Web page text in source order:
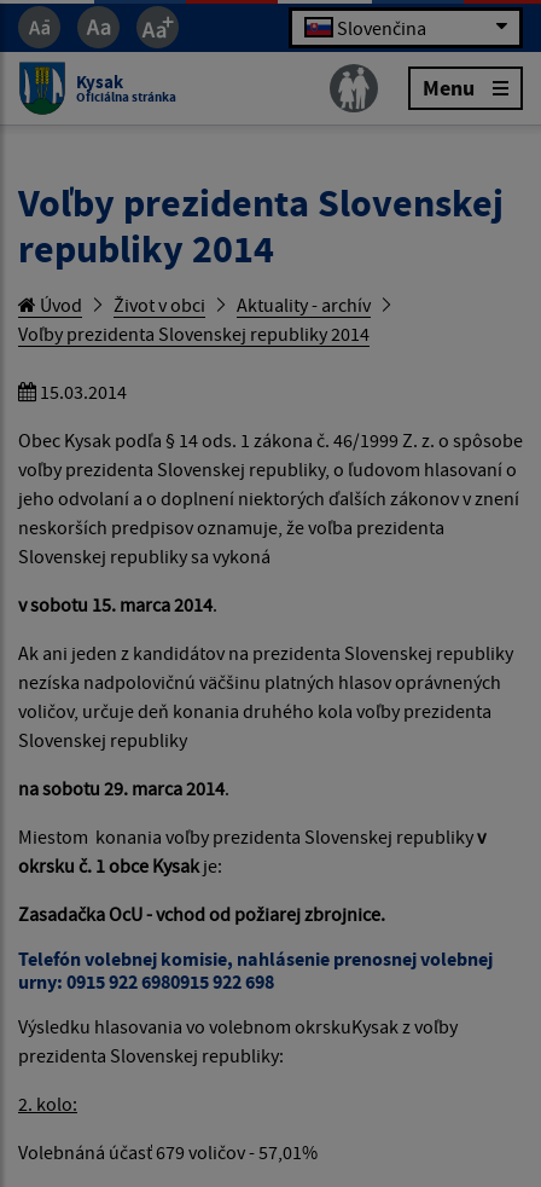
Slovenčina
Kysak
Oficiálna stránka Menu
Voľby prezidenta Slovenskej
republiky 2014
Úvod Život v obci
Aktuality - archív
Voľby prezidenta Slovenskej republiky 2014
15.03.2014
Obec Kysak podľa § 14 ods. 1 zákona č. 46/1999 Z. z. o spôsobe
voľby prezidenta Slovenskej republiky, o ľudovom hlasovaní o
jeho odvolaní a o doplnení niektorých ďalších zákonov v znení
neskorších predpisov oznamuje, ževoľba prezidenta
Slovenskej republiky sa vykoná
v sobotu 15. marca 2014.
Ak ani jeden z kandidátov na prezidenta Slovenskej republiky
nezíska nadpolovičnú väčšinu platných hlasov oprávnených
voličov, určuje deň konania druhého kola voľby prezidenta
Slovenskej republiky
na sobotu 29. marca 2014.
Miestom konania voľby prezidenta Slovenskej republikyv
okrsku č. 1 obce Kysakje:
Zasadačka OcU - vchod od požiarej zbrojnice.
Telefón volebnej komisie, nahlásenie prenosnej volebnej
urny: 0915 922 6980915 922 698
Výsledku hlasovania vo volebnom okrskuKysak z voľby
prezidenta Slovenskej republiky:
2. kolo:
Volebnáná účasť 679 voličov - 57,01%